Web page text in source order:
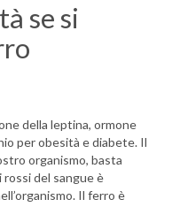
se si
della leptina, ormone
per obesità e diabete. Il
organismo, basta
rossi del sangue è
Il ferro è